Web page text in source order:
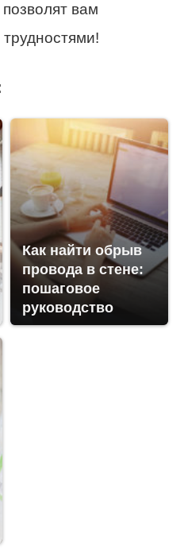
вам
Как найти обрыв
провода в стене:
пошаговое
руководство